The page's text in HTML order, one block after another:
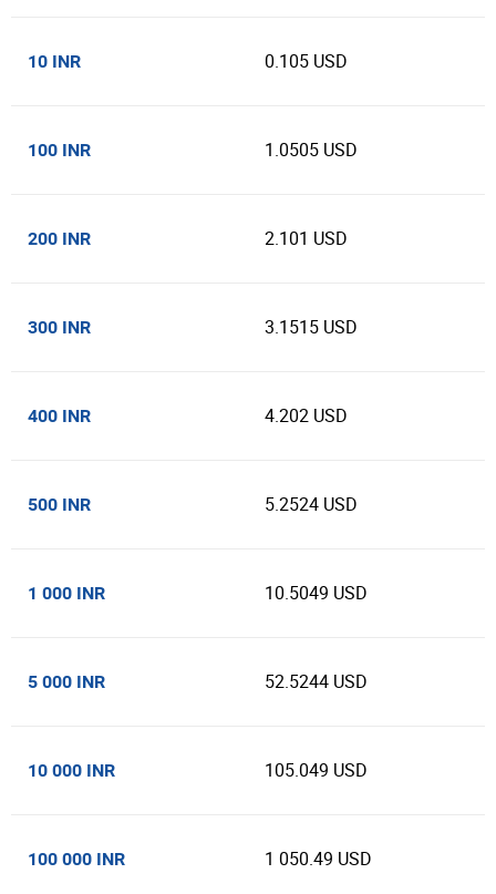
10 INR 0.105 USD
100 INR 1.0505 USD
200 INR 2.101 USD
300 INR 3.1515 USD
400 INR 4.202 USD
500 INR 5.2524 USD
1 000 INR 10.5049 USD
5 000 INR 52.5244 USD
10 000 INR 105.049 USD
100 000 INR 1 050.49 USD